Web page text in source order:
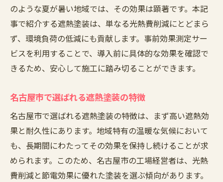
愛知県での事例紹介：成功した遮熱塗装
光熱費削減に寄与する遮熱塗装の秘密
工場屋根遮熱塗装で快適な作業環境を実現する
方法
作業環境を改善する遮熱塗装の効果
従業員の働きやすさを高めるために
熱中症対策にも効果的な屋根遮熱塗装
快適な職場環境への投資としての遮熱塗装
実施後の効果測定で確認できる快適性
雨漏り対策も万全！愛知県名古屋市の工場屋根
のような夏が暑い地域では、その効果は顕著です。本記
事で紹介する遮熱塗装は、単なる光熱費削減にとどまら
ず、環境負荷の低減にも貢献します。事前効果測定サー
ビスを利用することで、導入前に具体的な効果を確認で
きるため、安心して施工に踏み切ることができます。
名古屋市で選ばれる遮熱塗装の特徴
名古屋市で選ばれる遮熱塗装の特徴は、まず高い遮熱効
果と耐久性にあります。地域特有の温暖な気候において
も、長期間にわたってその効果を保持し続けることが求
められます。このため、名古屋市の工場経営者は、光熱
費削減と節電効果に優れた塗装を選ぶ傾向があります。